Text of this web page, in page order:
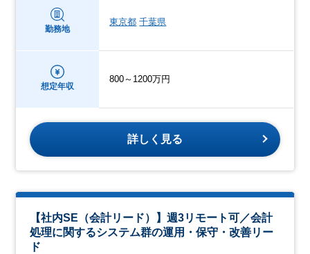
勤務地
東京都 千葉県
想定年収
800～1200万円
詳しく見る
【社内SE（会計リード）】週3リモート可／会計
処理に関するシステム群の運用・保守・改善リー
ド